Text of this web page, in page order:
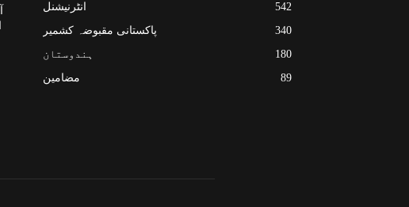
انٹرنیشنل
542
پاکستانی مقبوضہ کشمیر
340
ہندوستان
180
مضامین
89